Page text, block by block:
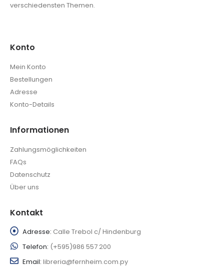
verschiedensten Themen.
Konto
Mein Konto
Bestellungen
Adresse
Konto-Details
Informationen
Zahlungsmöglichkeiten
FAQs
Datenschutz
Über uns
Kontakt
Adresse: Calle Trebol c/ Hindenburg
Telefon: (+595)986 557 200
Email: libreria@fernheim.com.py